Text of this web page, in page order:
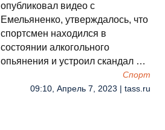
опубликовал видео с
Емельяненко, утверждалось, что
спортсмен находился в
состоянии алкогольного
опьянения и устроил скандал …
Спорт
09:10, Апрель 7, 2023 | tass.ru